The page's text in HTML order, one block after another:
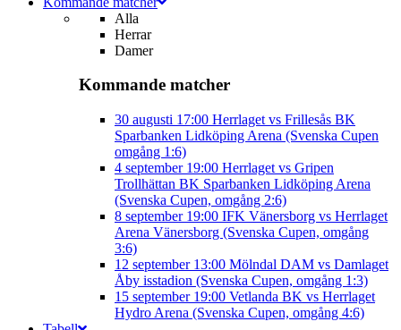
Alla
Herrar
Damer
Kommande matcher
30 augusti 17:00 Herrlaget vs Frillesås BK
Sparbanken Lidköping Arena (Svenska Cupen
omgång 1:6)
4 september 19:00 Herrlaget vs Gripen
Trollhättan BK Sparbanken Lidköping Arena
(Svenska Cupen, omgång 2:6)
8 september 19:00 IFK Vänersborg vs Herrlaget
Arena Vänersborg (Svenska Cupen, omgång
3:6)
12 september 13:00 Mölndal DAM vs Damlaget
Åby isstadion (Svenska Cupen, omgång 1:3)
15 september 19:00 Vetlanda BK vs Herrlaget
Hydro Arena (Svenska Cupen, omgång 4:6)